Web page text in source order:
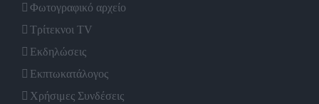
Φωτογραφικό αρχείο
Τρίτεκνοι TV
Εκδηλώσεις
Εκπτωκατάλογος
Χρήσιμες Συνδέσεις